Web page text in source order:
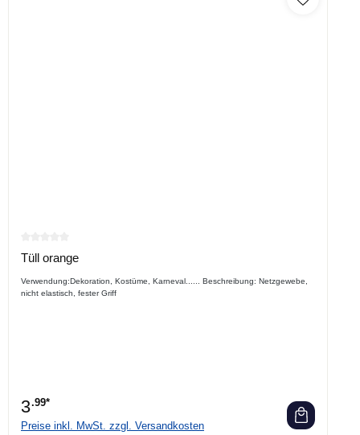
Durchschnittliche Bewertung von 0 von 5 Sternen
Tüll orange
Verwendung:Dekoration, Kostüme, Karneval...... Beschreibung: Netzgewebe,
nicht elastisch, fester Griff
3.99*
Preise inkl. MwSt. zzgl. Versandkosten